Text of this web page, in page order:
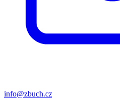
info@zbuch.cz